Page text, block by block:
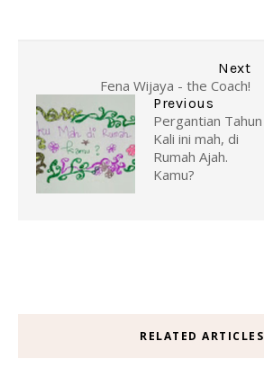
Next
Fena Wijaya - the Coach!
Previous
Pergantian Tahun
Kali ini mah, di
Rumah Ajah.
Kamu?
RELATED ARTICLES